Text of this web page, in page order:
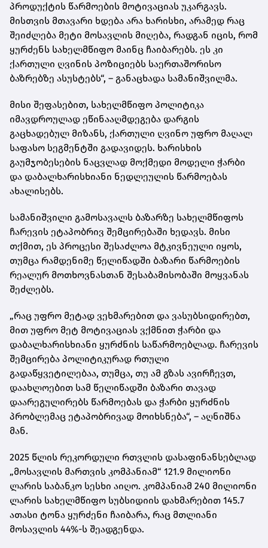
პროდუქტის წარმოების მოტივაციას უკარგავს.
მისთვის მთავარი ხდება არა ხარისხი, არამედ რაც
შეიძლება მეტი მოსავლის მიღება, რადგან იცის, რომ
ყურძენს სახელმწიფო მაინც ჩაიბარებს. ეს კი
ქართული ღვინის პოზიციებს საერთაშორისო
ბაზრებზე ასუსტებს“, – განაცხადა სამანიშვილმა.
მისი შეფასებით, სახელმწიფო პოლიტიკა
იმავდროულად ეწინააღმდეგება დარგის
გაცხადებულ მიზანს, ქართული ღვინო უფრო მაღალ
საფასო სეგმენტში გადავიდეს. ხარისხის
გაუმჯობესების ნაცვლად მოქმედი მოდელი ჭარბი
და დაბალხარისხიანი ნედლეულის წარმოებას
ახალისებს.
სამანიშვილი გამოსავალს ბაზარზე სახელმწიფოს
ჩარევის ეტაპობრივ შემცირებაში ხედავს. მისი
თქმით, ეს პროცესი შესაძლოა მტკივნეული იყოს,
თუმცა რამდენიმე წელიწადში ბაზარი წარმოების
რეალურ მოთხოვნასთან შესაბამისობაში მოყვანას
შეძლებს.
„რაც უფრო მეტად ვეხმარებით და ვასუბსიდირებთ,
მით უფრო მეტ მოტივაციას ვქმნით ჭარბი და
დაბალხარისხიანი ყურძნის საწარმოებლად. ჩარევის
შემცირება პოლიტიკურად რთული
გადაწყვეტილებაა, თუმცა, თუ ამ გზას ავირჩევთ,
დაახლოებით სამ წელიწადში ბაზარი თავად
დაარეგულირებს წარმოებას და ჭარბი ყურძნის
პრობლემაც ეტაპობრივად მოიხსნება“, – აღნიშნა
მან.
2025 წლის რეკორდული რთვლის დასაფინანსებლად
„მოსავლის მართვის კომპანიამ“ 121.9 მილიონი
ლარის საბანკო სესხი აიღო. კომპანიამ 240 მილიონი
ლარის სახელმწიფო სუბსიდიის დახმარებით 145.7
ათასი ტონა ყურძენი ჩაიბარა, რაც მთლიანი
მოსავლის 44%-ს შეადგენდა.